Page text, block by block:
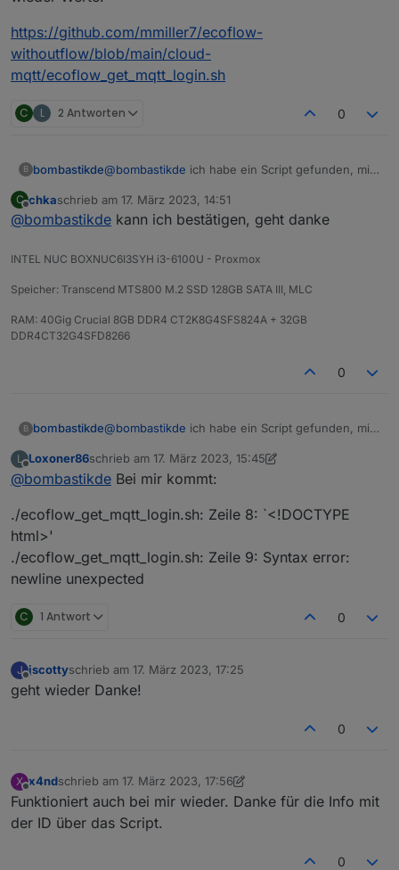
https://github.com/mmiller7/ecoflow-
withoutflow/blob/main/cloud-
mqtt/ecoflow_get_mqtt_login.sh
C L 2 Antworten 0
B bombastikde@bombastikde ich habe ein Script gefunden, mit
kommen auch wieder Werte!
https://github.com/mmiller7/ecoflow-
withoutflow/blob/main/cloud-
C
Offline
chkaschrieb am 17. März 2023, 14:51
zuletzt editiert von
@bombastikde kann ich bestätigen, geht danke
INTEL NUC BOXNUC6I3SYH i3-6100U - Proxmox
Speicher: Transcend MTS800 M.2 SSD 128GB SATA III, MLC
RAM: 40Gig Crucial 8GB DDR4 CT2K8G4SFS824A + 32GB
DDR4CT32G4SFD8266
0
B bombastikde@bombastikde ich habe ein Script gefunden, mit
kommen auch wieder Werte!
https://github.com/mmiller7/ecoflow-
withoutflow/blob/main/cloud-
L
Offline
Loxoner86schrieb am 17. März 2023, 15:45
zuletzt editiert von Loxoner86
@bombastikde Bei mir kommt:
./ecoflow_get_mqtt_login.sh: Zeile 8: `<!DOCTYPE
html>'
./ecoflow_get_mqtt_login.sh: Zeile 9: Syntax error:
newline unexpected
C 1 Antwort 0
J
Offline
jscottyschrieb am 17. März 2023, 17:25
zuletzt editiert von
geht wieder Danke!
0
X
Offline
x4ndschrieb am 17. März 2023, 17:56
zuletzt editiert von x4nd
Funktioniert auch bei mir wieder. Danke für die Info mit
der ID über das Script.
0